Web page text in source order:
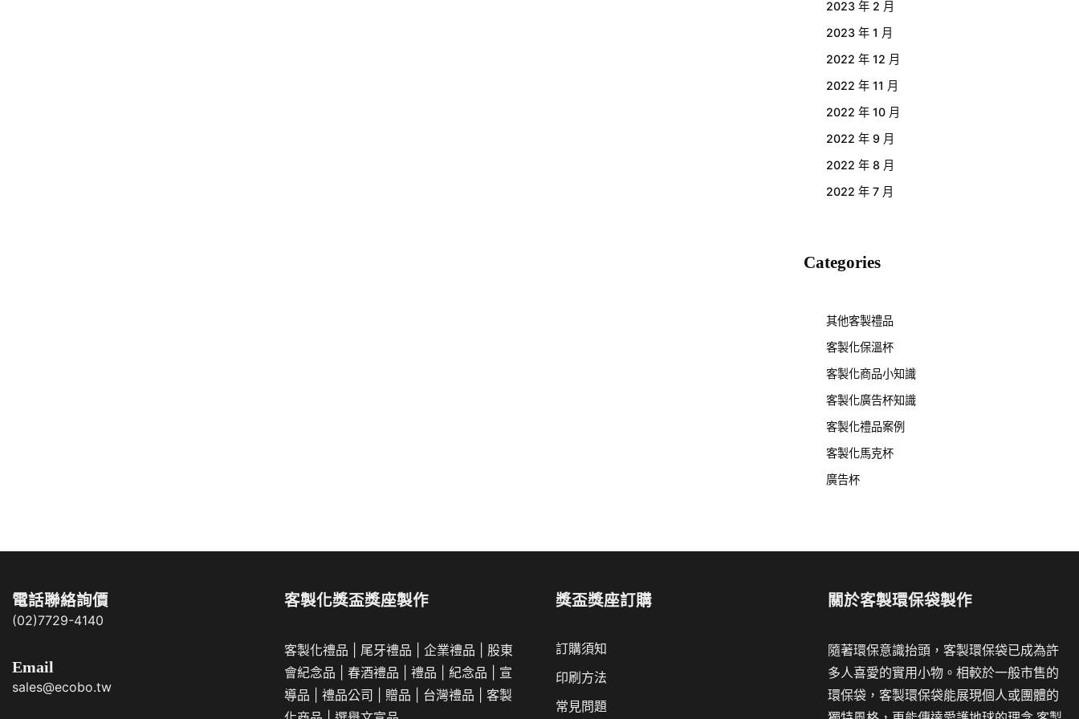
2023 年 2 月
2023 年 1 月
2022 年 12 月
2022 年 11 月
2022 年 10 月
2022 年 9 月
2022 年 8 月
2022 年 7 月
Categories
其他客製禮品
客製化保溫杯
客製化商品小知識
客製化廣告杯知識
客製化禮品案例
客製化馬克杯
廣告杯
電話聯絡詢價
(02)7729-4140
Email
sales@ecobo.tw
客製化獎盃獎座製作
客製化禮品 尾牙禮品 企業禮品
股東
會紀念品
春酒禮品 禮品 紀念品
宣
導品
禮品公司 贈品 台灣禮品
客製
獎盃獎座訂購
訂購須知
印刷方法
常見問題
關於客製環保袋製作
隨著環保意識抬頭，客製環保袋已成為許
多人喜愛的實用小物。相較於一般市售的
環保袋，客製環保袋能展現個人或團體的